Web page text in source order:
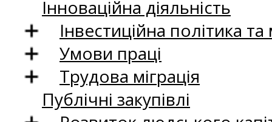
Інноваційна діяльність
Інвестиційна політика
Умови праці
Трудова міграція
Публічні закупівлі